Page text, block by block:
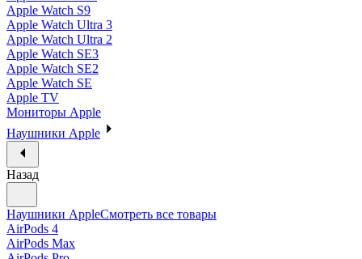
Apple Watch S9
Apple Watch Ultra 3
Apple Watch Ultra 2
Apple Watch SE3
Apple Watch SE2
Apple Watch SE
Apple TV
Мониторы Apple
Наушники Apple
Назад
Наушники AppleСмотреть все товары
AirPods 4
AirPods Max